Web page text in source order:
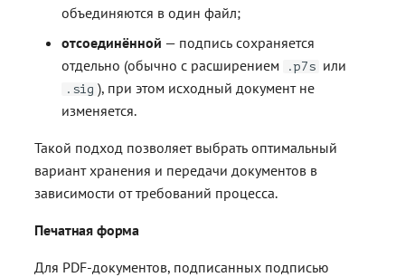
объединяются в один файл;
отсоединённой — подпись сохраняется
отдельно (обычно с расширением
.p7s или
.sig ), при этом исходный документ не
изменяется.
Такой подход позволяет выбрать оптимальный
вариант хранения и передачи документов в
зависимости от требований процесса.
Печатная форма
Для PDF-документов, подписанных подписью